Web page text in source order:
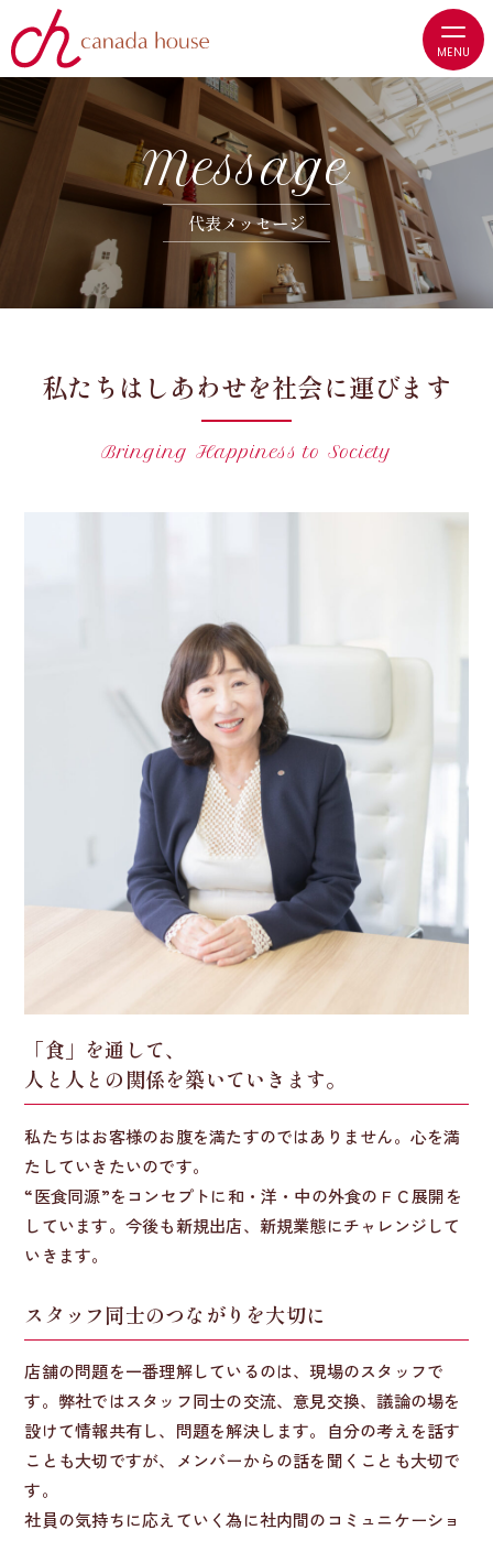
Message
代表メッセージ
私たちはしあわせを社会に運びます
Bringing Happiness to Society
「食」を通して、
人と人との関係を築いていきます。
私たちはお客様のお腹を満たすのではありません。心を満
たしていきたいのです。
“医食同源”をコンセプトに和・洋・中の外食のＦＣ展開を
しています。今後も新規出店、新規業態にチャレンジして
いきます。
スタッフ同士のつながりを大切に
店舗の問題を一番理解しているのは、現場のスタッフで
す。弊社ではスタッフ同士の交流、意見交換、議論の場を
設けて情報共有し、問題を解決します。自分の考えを話す
ことも大切ですが、メンバーからの話を聞くことも大切で
す。
社員の気持ちに応えていく為に社内間のコミュニケーショ